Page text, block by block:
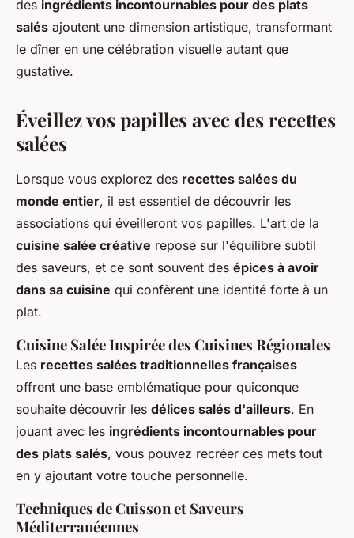
des ingrédients incontournables pour des plats
salés ajoutent une dimension artistique, transformant
le dîner en une célébration visuelle autant que
gustative.
Éveillez vos papilles avec des recettes
salées
Lorsque vous explorez des recettes salées du
monde entier, il est essentiel de découvrir les
associations qui éveilleront vos papilles. L'art de la
cuisine salée créative repose sur l'équilibre subtil
des saveurs, et ce sont souvent des épices à avoir
dans sa cuisine qui confèrent une identité forte à un
plat.
Cuisine Salée Inspirée des Cuisines Régionales
Les recettes salées traditionnelles françaises
offrent une base emblématique pour quiconque
souhaite découvrir les délices salés d'ailleurs. En
jouant avec les ingrédients incontournables pour
des plats salés, vous pouvez recréer ces mets tout
en y ajoutant votre touche personnelle.
Techniques de Cuisson et Saveurs
Méditerranéennes